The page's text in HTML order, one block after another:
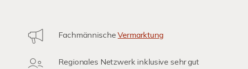
FachmännischeVermarktung
Regionales Netzwerk inklusive sehr gut